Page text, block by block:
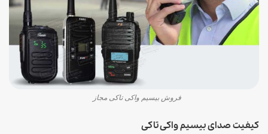
فروش بیسیم واکی تاکی مجاز
کیفیت صدای بیسیم واکی تاکی